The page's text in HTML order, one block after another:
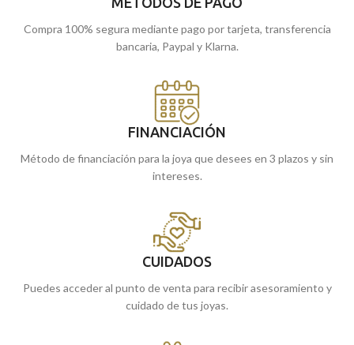
Compra 100% segura mediante pago por tarjeta, transferencia
bancaria, Paypal y Klarna.
FINANCIACIÓN
Método de financiación para la joya que desees en 3 plazos y sin
intereses.
CUIDADOS
Puedes acceder al punto de venta para recibir asesoramiento y
cuidado de tus joyas.